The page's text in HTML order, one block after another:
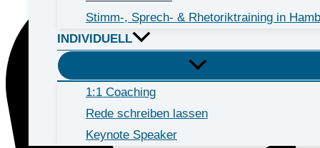
Stimm-, Sprech- & Rhetoriktraining in
INDIVIDUELL
1:1 Coaching
Rede schreiben lassen
Keynote Speaker